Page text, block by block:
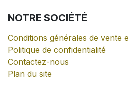
NOTRE SOCIÉTÉ
Conditions générales de vente
Politique de confidentialité
Contactez-nous
Plan du site